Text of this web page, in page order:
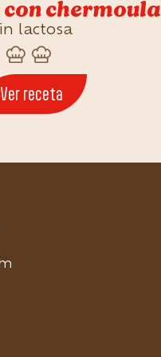
chermoula
lactosa
Ver receta